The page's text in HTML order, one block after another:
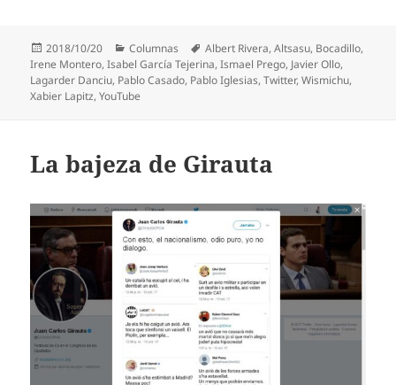
Publicado
el
2018/10/20 Categorías
Columnas Etiquetas
Albert Rivera,Altsasu, Bocadillo,
Irene Montero,Isabel García Tejerina,Ismael Prego, Javier Ollo,
Lagarder Danciu, Pablo Casado, Pablo Iglesias,Twitter,Wismichu,
Xabier Lapitz,YouTube
La bajeza de Girauta